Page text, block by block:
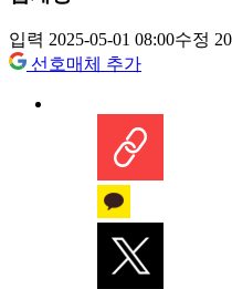
입력 2025-05-01 08:00수정
선호매체 추가